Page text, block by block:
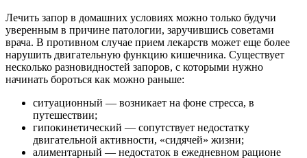
Лечить запор в домашних условиях можно только будучи
уверенным в причине патологии, заручившись советами
врача. В противном случае прием лекарств может еще более
нарушить двигательную функцию кишечника. Существует
несколько разновидностей запоров, с которыми нужно
начинать бороться как можно раньше:
ситуационный — возникает на фоне стресса, в
путешествии;
гипокинетический — сопутствует недостатку
двигательной активности, «сидячей» жизни;
алиментарный — недостаток в ежедневном рационе